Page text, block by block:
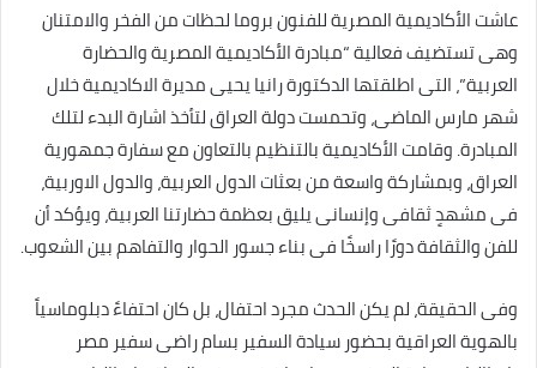
عاشت الأكاديمية المصرية للفنون بروما لحظات من الفخر والامتنان
وهى تستضيف فعالية “مبادرة الأكاديمية المصرية والحضارة
العربية”، التى اطلقتها الدكتورة رانيا يحيى مديرة الاكاديمية خلال
شهر مارس الماضى، وتحمست دولة العراق لتأخذ اشارة البدء لتلك
المبادرة. وقامت الأكاديمية بالتنظيم بالتعاون مع سفارة جمهورية
العراق، وبمشاركة واسعة من بعثات الدول العربية، والدول الاوربية،
فى مشهدٍ ثقافى وإنسانى يليق بعظمة حضارتنا العربية، ويؤكد أن
للفن والثقافة دورًا راسخًا فى بناء جسور الحوار والتفاهم بين الشعوب.
وفى الحقيقة، لم يكن الحدث مجرد احتفال، بل كان احتفاءً دبلوماسياً
بالهوية العراقية بحضور سيادة السفير بسام راضى سفير مصر